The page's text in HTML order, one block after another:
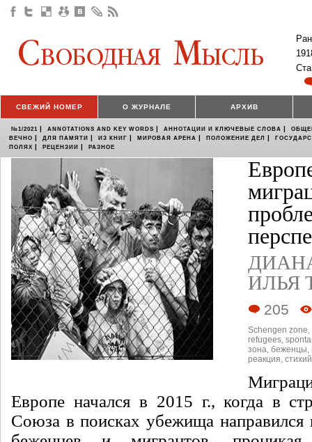
СВЕЖИЙ НОМЕР О ЖУРНАЛЕ АРХИВ
№1/2021 | ANNOTATIONS AND KEY WORDS | АННОТАЦИИ И КЛЮЧЕВЫЕ СЛОВА |
ВЕЧНО | ДЛЯ ПАМЯТИ | ИЗ КНИГ | МИРОВАЯ АРЕНА | ПОЛОЖЕНИЕ ДЕЛ |
ПОЛЯХ | РЕЦЕНЗИИ | РАЗНОЕ
ИЛЬЯ
205
Schengen zone,
refugees,
зона, беженцы,
реакция,
Европе начался в 2015 г., когда в
Союза в поисках убежища